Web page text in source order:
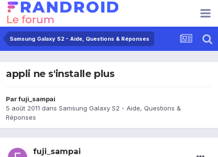
Samsung Galaxy S2 - Aide, Questions & Réponses
appli ne s'installe plus
Parfuji_sampai
5 août 2011 dans Samsung Galaxy S2 - Aide, Questions &
Réponses
fuji_sampai